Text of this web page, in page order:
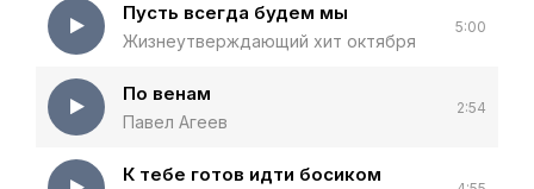
Пусть всегда будем мы
Жизнеутверждающий хит октября
5:00
По венам
Павел Агеев
2:54
К тебе готов идти босиком